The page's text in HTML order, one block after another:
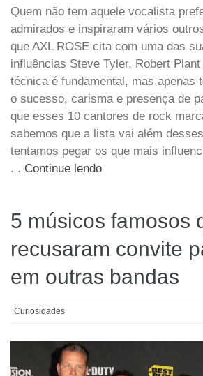
Quem não tem aquele vocalista
admirados e inspiraram vários
que AXL ROSE cita com uma das
influências Steve Tyler, Robert
técnica é fundamental, mas apenas
o sucesso, carisma e presença de
que esses 10 cantores de rock
sabemos que a lista vai além
tentamos pegar os que mais
. . Continue lendo
5 músicos famosos
recusaram convite
em outras bandas
Curiosidades